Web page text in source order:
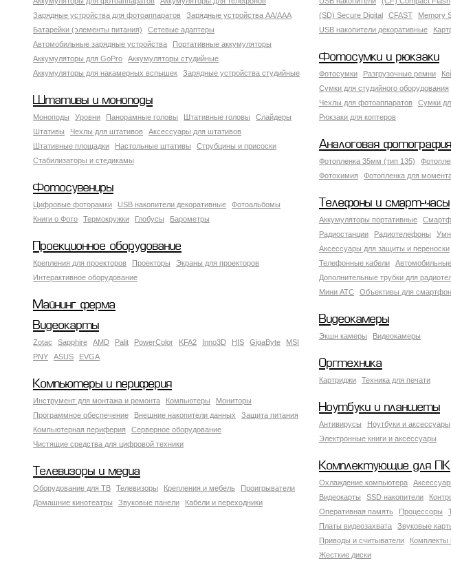
Зарядные устройства для фотоаппаратов
Зарядные устройства AA/AAA
Батарейки (элементы питания)
Сетевые адаптеры
Автомобильные зарядные устройства
Портативные аккумуляторы
Аккумуляторы для GoPro
Аккумуляторы студийные
Аккумуляторы для накамерных вспышек
Зарядные устройства студийные
(SD) Secure Digital
CFAST Memory
USB накопители декоративные
Фотосумки и рюкзаки
Фотосумки Разгрузочные ремни
Сумки для студийного оборудования
Чехлы для фотоаппаратов
Сумки
Рюкзаки для коптеров
Штативы и моноподы
Моноподы Уровни Панорамные головы Штативные головы
Слайдеры
Штативы
Чехлы для штативов
Аксессуары для штативов
Штативные площадки
Настольные штативы
Струбцины и присоски
Стабилизаторы и стедикамы
Аналоговая фотография
Фотопленка 35мм (тип 135)
Фотохимия
Фотопленка для
Фотосувениры
Цифровые фоторамки USB накопители декоративные
Фотоальбомы
Книги о Фото
Термокружки Глобусы Барометры
Телефоны и смарт-часы
Аккумуляторы портативные
Радиостанции
Радиотелефоны
Аксессуары для защиты и переноски
Телефонные кабели
Дополнительные трубки для
Мини АТС
Объективы для
Проекционное оборудование
Крепления для проекторов Проекторы
Экраны для проекторов
Интерактивное оборудование
Майнинг ферма
Видеокамеры
Экшн камеры Видеокамеры
Видеокарты
Zotac Sapphire AMD Palit PowerColor KFA2 Inno3D HIS GigaByte
MSI
PNY
ASUS EVGA
Оргтехника
Картриджи Техника для печати
Компьютеры и периферия
Инструмент для монтажа и ремонта Компьютеры
Мониторы
Программное обеспечение
Внешние накопители данных
Защита питания
Компьютерная периферия
Серверное оборудование
Чистящие средства для цифровой техники
Ноутбуки и планшеты
Антивирусы Ноутбуки и аксессуары
Электронные книги и аксессуары
Комплектующие для ПК
Охлаждение компьютера
Видеокарты
SSD накопители
Оперативная память
Процессоры
Платы видеозахвата
Звуковые
Приводы и считыватели
Комплекты
Жесткие диски
Телевизоры и медиа
Оборудование для ТВ Телевизоры Крепления и мебель
Проигрыватели
Домашние кинотеатры
Звуковые панели Кабели и переходники